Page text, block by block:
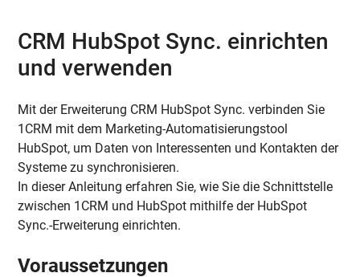
CRM HubSpot Sync. einrichten
und verwenden
Mit der Erweiterung CRM HubSpot Sync. verbinden Sie
1CRM mit dem Marketing-Automatisierungstool
HubSpot, um Daten von Interessenten und Kontakten der
Systeme zu synchronisieren.
In dieser Anleitung erfahren Sie, wie Sie die Schnittstelle
zwischen 1CRM und HubSpot mithilfe der HubSpot
Sync.-Erweiterung einrichten.
Voraussetzungen